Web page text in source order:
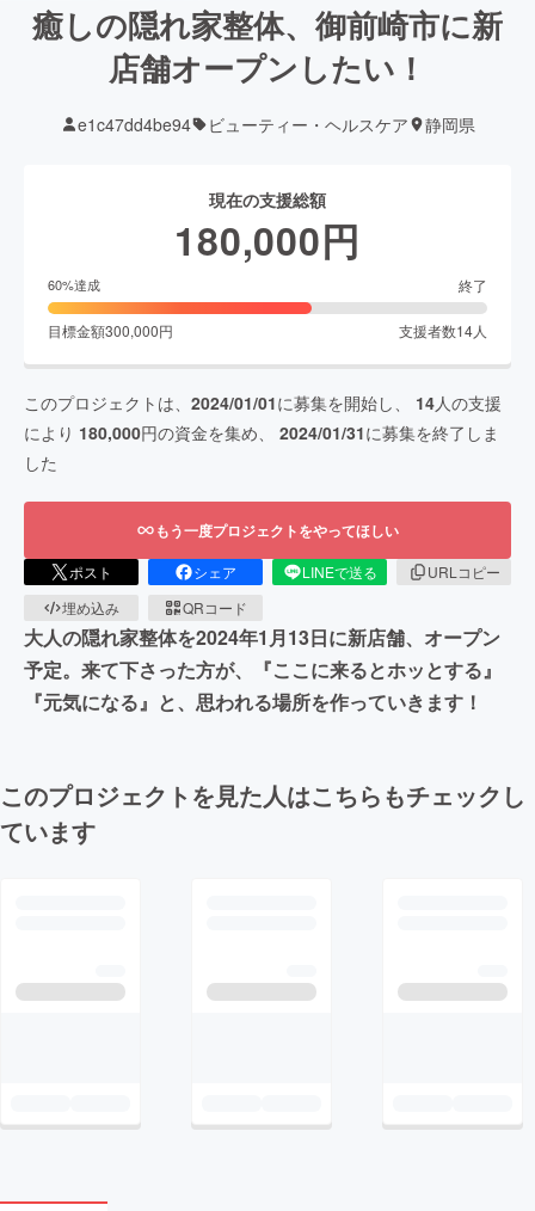
癒しの隠れ家整体、御前崎市に新
店舗オープンしたい！
e1c47dd4be94 ビューティー・ヘルスケア 静岡県
現在の支援総額
180,000円
60%達成 終了
目標金額300,000円 支援者数14人
このプロジェクトは、 2024/01/01に募集を開始し、 14人の支援
により 180,000円の資金を集め、 2024/01/31に募集を終了しま
した
もう一度プロジェクトをやってほしい
ポスト シェア LINEで送る
URLコピー
埋め込み
QRコード
大人の隠れ家整体を2024年1月13日に新店舗、オープン
予定。来て下さった方が、『ここに来るとホッとする』
『元気になる』と、思われる場所を作っていきます！
このプロジェクトを見た人はこちらもチェックし
ています